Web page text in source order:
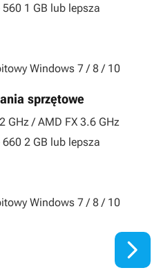
560 1 GB lub lepsza
Windows 7 / 8 / 10
sprzętowe
GHz / AMD FX 3.6 GHz
660 2 GB lub lepsza
Windows 7 / 8 / 10
